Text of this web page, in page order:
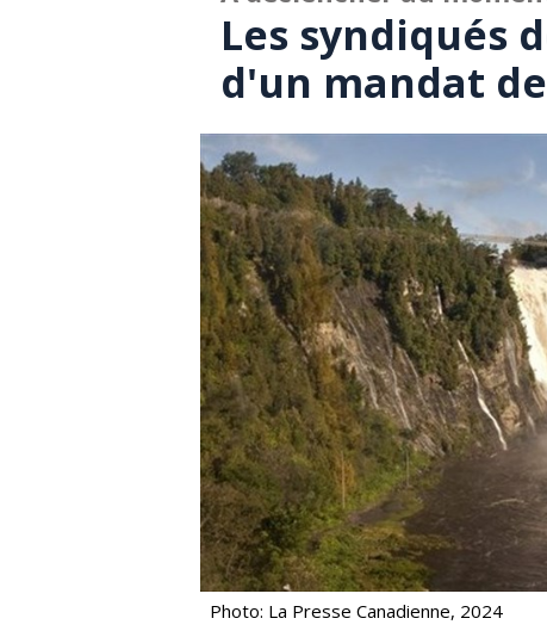
Les syndiqués
d'un mandat
Photo: La Presse Canadienne, 2024